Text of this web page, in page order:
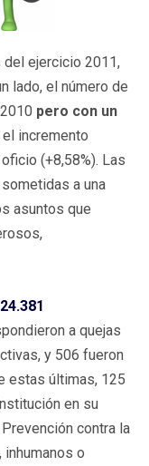
ejercicio 2011,
lado, el número de
pero con un
el incremento
(+8,58%). Las
a una
asuntos que
24.381
a quejas
y 506 fueron
estas últimas, 125
en su
contra la
o